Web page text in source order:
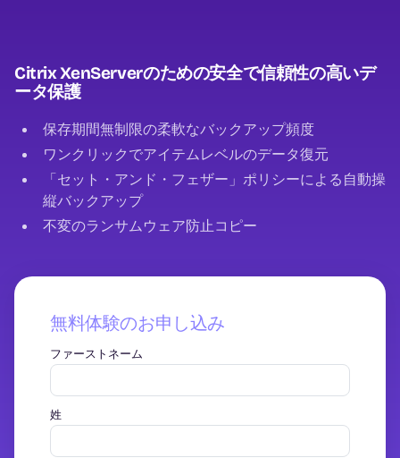
Citrix XenServerのための安全で信頼性の高いデ
ータ保護
保存期間無制限の柔軟なバックアップ頻度
ワンクリックでアイテムレベルのデータ復元
「セット・アンド・フェザー」ポリシーによる自動操
縦バックアップ
不変のランサムウェア防止コピー
無料体験のお申し込み
ファーストネーム
姓